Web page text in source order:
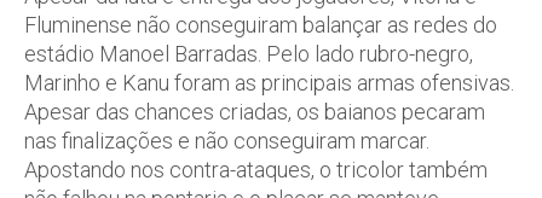
Fluminense não conseguiram balançar as redes do
estádio Manoel Barradas. Pelo lado rubro-negro,
Marinho e Kanu foram as principais armas ofensivas.
Apesar das chances criadas, os baianos pecaram
nas finalizações e não conseguiram marcar.
Apostando nos contra-ataques, o tricolor também